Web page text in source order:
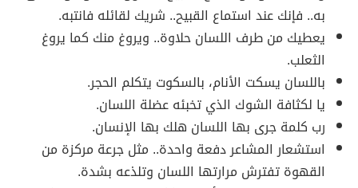
به.. فإنك عند استماع القبيح.. شريك لقائله فانتبه.
يعطيك من طرف اللسان حلاوة.. ويروغ منك كما يروغ
الثعلب.
باللسان يسكت الأنام، بالسكوت يتكلم الحجر.
يا لكثافة الشوك الذي تخبئه عضلة اللسان.
رب كلمة جرى بها اللسان هلك بها الإنسان.
استشعار المشاعر دفعة واحدة.. مثل جرعة مركزة من
القهوة تفترش مرارتها اللسان وتلذعه بشدة.